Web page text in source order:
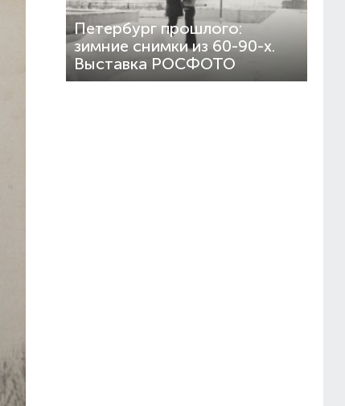
Петербург прошлого:
зимние снимки из 60-90-х.
Выставка РОСФОТО